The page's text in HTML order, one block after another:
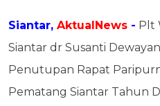
Siantar, AktualNews - Plt
Siantar dr Susanti
Penutupan Rapat
Pematang Siantar Tahun